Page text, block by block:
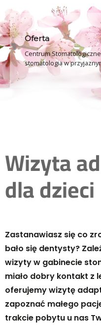
Oferta
Centrum
stomatologia w
Wizyta
dla dzieci
Zastanawiasz się co
bało się dentysty?
wizyty w gabinecie
miało dobry kontakt z
oferujemy wizytę
zapoznać małego
trakcie pobytu u nas